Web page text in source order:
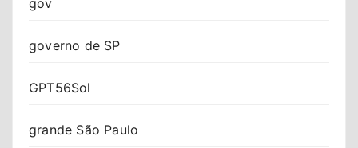
governo de SP
GPT56Sol
grande São Paulo